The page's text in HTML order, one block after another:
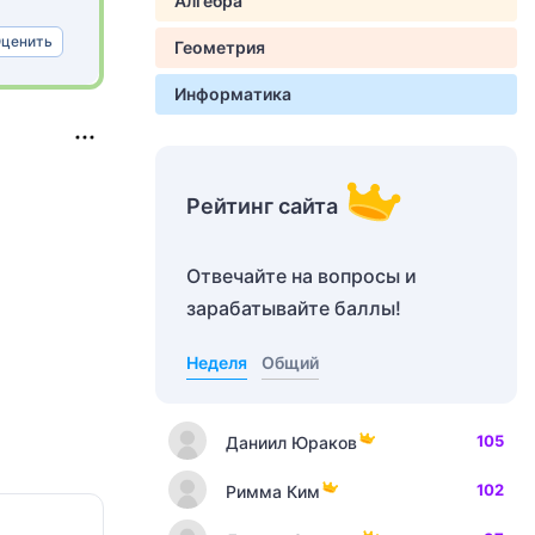
Геометрия
Информатика
Рейтинг сайта
Отвечайте на вопросы и
зарабатывайте баллы!
Неделя Общий
Даниил Юраков 105
Римма Ким 102